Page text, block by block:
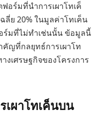
อร์มที่นำการเผาโทเค็
ลี่ย 20% ในมูลค่าโทเค็น
ร์มที่ไม่ทำเช่นนั้น ข้อมูลนี้
คัญที่กลยุทธ์การเผาโท
เศรษฐกิจของโครงการ
ผาโทเค็นบน